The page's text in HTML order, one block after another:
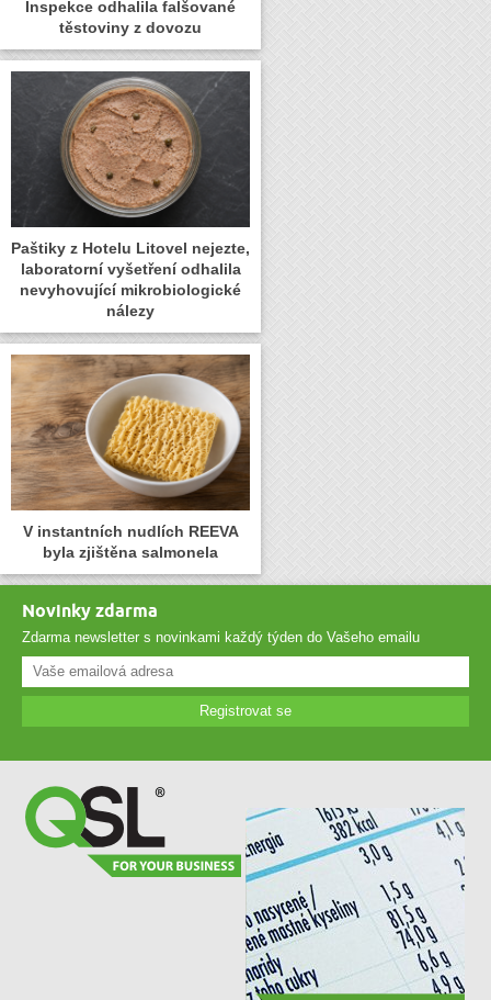
Inspekce odhalila falšované
těstoviny z dovozu
Paštiky z Hotelu Litovel nejezte,
laboratorní vyšetření odhalila
nevyhovující mikrobiologické
nálezy
V instantních nudlích REEVA
byla zjištěna salmonela
Novinky zdarma
Zdarma newsletter s novinkami každý týden do Vašeho emailu
Registrovat se